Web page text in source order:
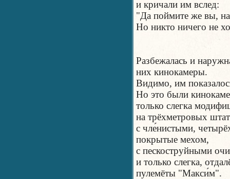
и кричали им вслед:
"Да поймите же вы,
Но никто ничего не
Разбежалась и
них кинокамеры.
Видимо, им
Но это были
только слегка
на трёхметровых
с чле́нистыми,
покрытые мехом,
с пескоструйными
и только слегка,
пулемёты "Макси́м".